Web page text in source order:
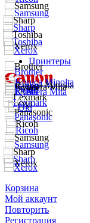
Принтеры
Корзина
Мой аккаунт
Повторить
Регистрация